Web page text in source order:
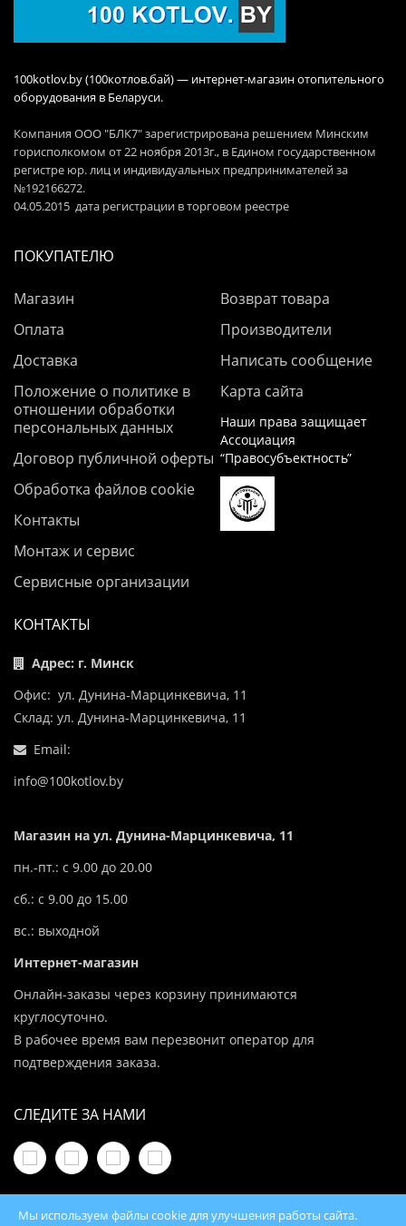
100kotlov.by (100котлов.бай) — интернет-магазин отопительного
оборудования в Беларуси.
Компания ООО "БЛК7" зарегистрирована решением Минским
горисполкомом от 22 ноября 2013г., в Едином государственном
регистре юр. лиц и индивидуальных предпринимателей за
№192166272.
04.05.2015 дата регистрации в торговом реестре
ПОКУПАТЕЛЮ
Магазин
Оплата
Доставка
Положение о политике в
отношении обработки
персональных данных
Договор публичной оферты
Обработка файлов cookie
Контакты
Монтаж и сервис
Сервисные организации
Возврат товара
Производители
Написать сообщение
Карта сайта
Наши права защищает
Ассоциация
“Правосубъектность”
КОНТАКТЫ
Адрес: г. Минск
Офис: ул. Дунина-Марцинкевича, 11
Склад: ул. Дунина-Марцинкевича, 11
Email:
info@100kotlov.by
Магазин на ул. Дунина-Марцинкевича, 11
пн.-пт.: с 9.00 до 20.00
сб.: с 9.00 до 15.00
вс.: выходной
Интернет-магазин
Онлайн-заказы через корзину принимаются
круглосуточно.
В рабочее время вам перезвонит оператор для
подтверждения заказа.
СЛЕДИТЕ ЗА НАМИ
Мы используем файлы cookie для улучшения работы сайта.